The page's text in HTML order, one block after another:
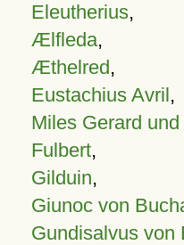
Eleutherius,
Ælfleda,
Æthelred,
Eustachius Avril,
Miles Gerard
Fulbert,
Gilduin,
Giunoc von
Gundisalvus von